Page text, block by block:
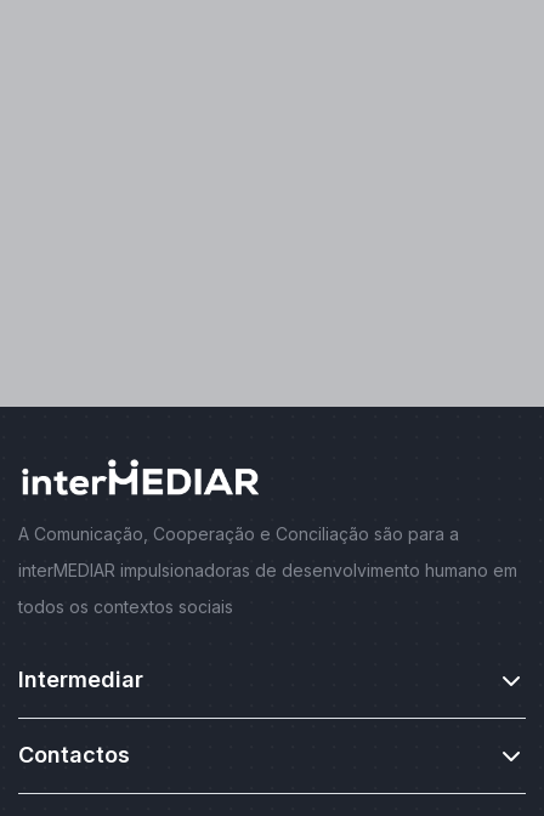
A Comunicação, Cooperação e Conciliação são para a
interMEDIAR impulsionadoras de desenvolvimento humano em
todos os contextos sociais
Intermediar
Contactos